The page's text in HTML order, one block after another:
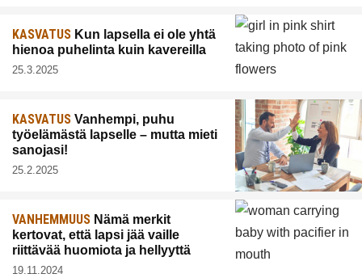
KASVATUS Kun lapsella ei ole yhtä
hienoa puhelinta kuin kavereilla
25.3.2025
KASVATUS Vanhempi, puhu
työelämästä lapselle – mutta mieti
sanojasi!
25.2.2025
VANHEMMUUS Nämä merkit
kertovat, että lapsi jää vaille
riittävää huomiota ja hellyyttä
19.11.2024